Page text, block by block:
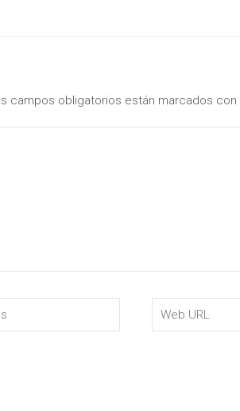
campos obligatorios están marcados con